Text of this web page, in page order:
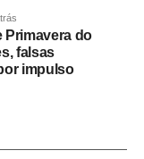
Primavera do
falsas
impulso